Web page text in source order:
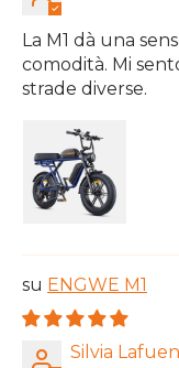
La M1 dà una
comodità. Mi
strade diverse.
ENGWE M1
Silvia